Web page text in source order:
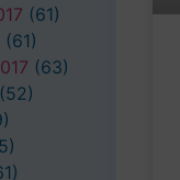
(61)
(61)
(63)
(52)